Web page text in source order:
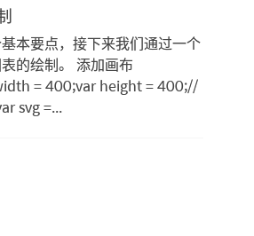
本要点，接下来我们通过一个
的绘制。 添加画布
= 400;var height = 400;//
svg =...